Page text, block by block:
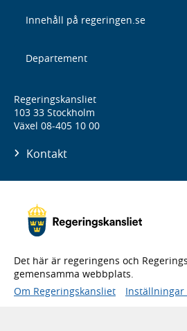
Innehåll på regeringen.se
Departement
Regeringskansliet
103 33 Stockholm
Växel 08-405 10 00
Kontakt
Det här är regeringens och
gemensamma webbplats.
Om Regeringskansliet
Inställningar